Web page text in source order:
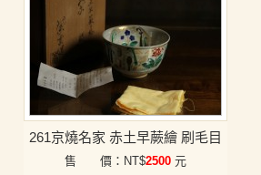
261京燒名家 赤土早蕨繪 刷毛目
售 價：NT$2500 元